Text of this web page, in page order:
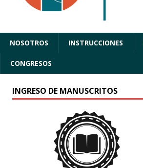
NOSOTROS INSTRUCCIONES
CONGRESOS
INGRESO DE MANUSCRITOS